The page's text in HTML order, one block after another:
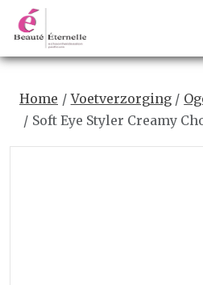
Home Voetverzorging
Soft Eye Styler Creamy